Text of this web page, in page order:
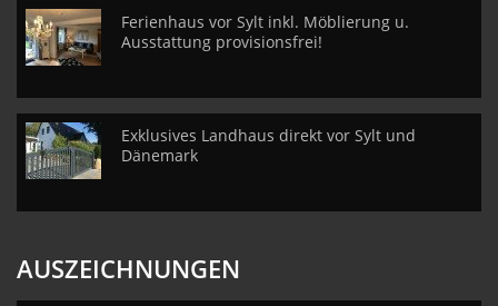
Ferienhaus vor Sylt inkl. Möblierung u.
Ausstattung provisionsfrei!
Exklusives Landhaus direkt vor Sylt und
Dänemark
AUSZEICHNUNGEN